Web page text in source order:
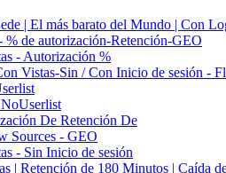
| El más barato del Mundo | Con
% de autorización-Retención-GEO
- Autorización %
Vistas-Sin / Con Inicio de sesión -
De Retención De
Sources - GEO
- Sin Inicio de sesión
| Retención de 180 Minutos | Caída